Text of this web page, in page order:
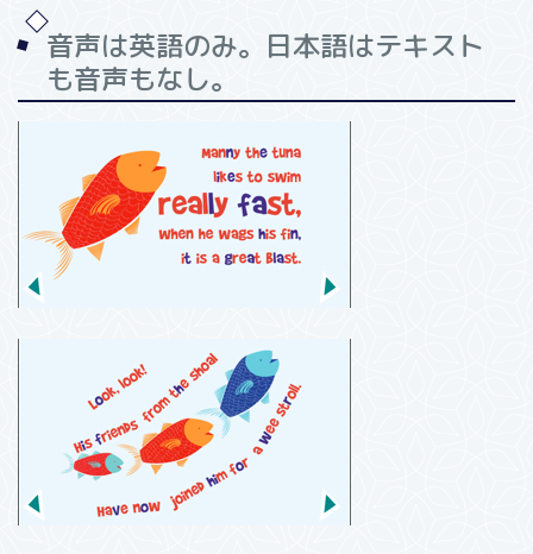
音声は英語のみ。日本語はテキスト
も音声もなし。